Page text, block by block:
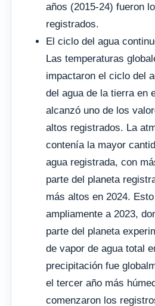
años (2015-24) fueron
registrados.
El ciclo del agua
Las temperaturas
impactaron el ciclo del
del agua de la tierra en
alcanzó uno de los
altos registrados. La
contenía la mayor
agua registrada, con
parte del planeta
más altos en 2024.
ampliamente a 2023,
parte del planeta
de vapor de agua total
precipitación fue
el tercer año más
comenzaron los